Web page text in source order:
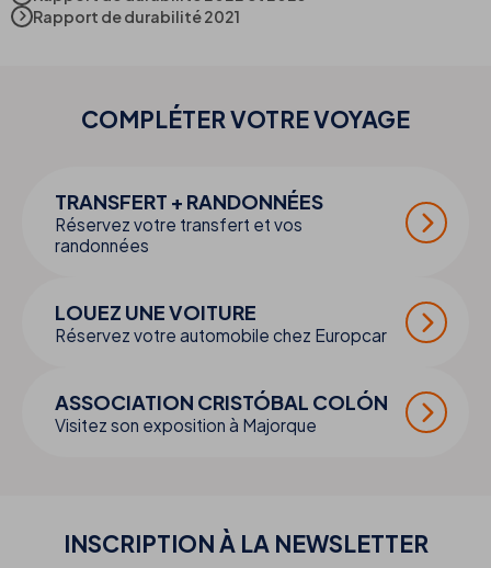
Rapport de durabilité 2021
COMPLÉTER VOTREVOYAGE
TRANSFERT + RANDONNÉES
Réservez votre transfert et vos
randonnées
LOUEZ UNE VOITURE
Réservez votre automobile chez Europcar
ASSOCIATION CRISTÓBAL COLÓN
Visitez son exposition à Majorque
INSCRIPTION À LA NEWSLETTER